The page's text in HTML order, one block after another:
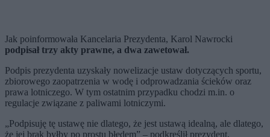
Jak poinformowała Kancelaria Prezydenta, Karol Nawrocki
podpisał trzy akty prawne, a dwa zawetował.
Podpis prezydenta uzyskały nowelizacje ustaw dotyczących sportu,
zbiorowego zaopatrzenia w wodę i odprowadzania ścieków oraz
prawa lotniczego. W tym ostatnim przypadku chodzi m.in. o
regulacje związane z paliwami lotniczymi.
„Podpisuję tę ustawę nie dlatego, że jest ustawą idealną, ale dlatego,
że jej brak byłby po prostu błędem” – podkreślił prezydent,